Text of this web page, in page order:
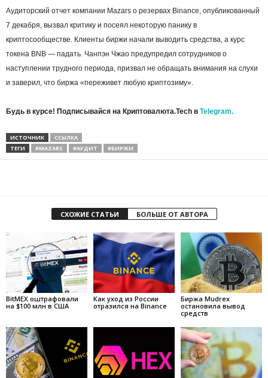
Аудиторский отчет компании Mazars о резервах Binance, опубликованный
7 декабря, вызвал критику и посеял некоторую панику в
криптосообществе. Клиенты биржи начали выводить средства, а курс
токена BNB — падать. Чанпэн Чжао предупредил сотрудников о
наступлении трудного периода, призвал не обращать внимания на слухи
и заверил, что биржа «переживет любую криптозиму».
Будь в курсе! Подписывайся на Криптовалюта.Tech в Telegram.
ИСТОЧНИК
ССЫЛКА
ТЕГИ
#MAZARS #АУДИТ #БИРЖИ
СХОЖИЕ СТАТЬИ БОЛЬШЕ ОТ АВТОРА
BitMEX оштрафовали
на $100 млн в США
Как уход из России
отразился на Binance
Биржа Mudrex
остановила вывод
средств